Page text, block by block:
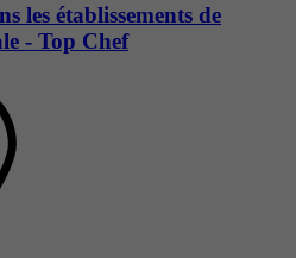
les établissements de
- Top Chef